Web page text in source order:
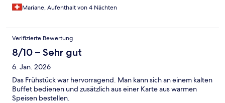
Mariane, Aufenthalt von 4 Nächten
Verifizierte Bewertung
8/10 – Sehr gut
6. Jan. 2026
Das Frühstück war hervorragend. Man kann sich an einem kalten
Buffet bedienen und zusätzlich aus einer Karte aus warmen
Speisen bestellen.